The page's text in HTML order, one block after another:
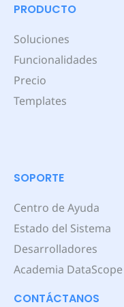
PRODUCTO
Soluciones
Funcionalidades
Precio
Templates
SOPORTE
Centro de Ayuda
Estado del Sistema
Desarrolladores
Academia DataScope
CONTÁCTANOS